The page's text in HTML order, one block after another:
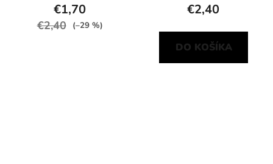
€1,70
€2,40 (–29 %)
€2,40
DO KOŠÍKA